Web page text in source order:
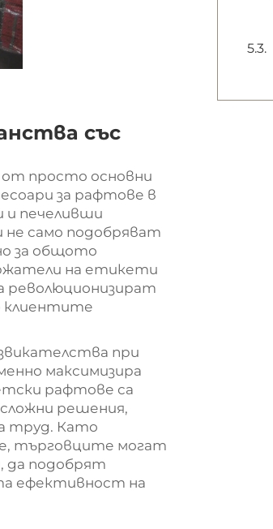
със
от просто основни
за рафтове в
и печеливши
само подобряват
за общото
на етикети
революционизират
клиентите
при
максимизира
рафтове са
решения,
труд. Като
търговците могат
да подобрят
ефективност на